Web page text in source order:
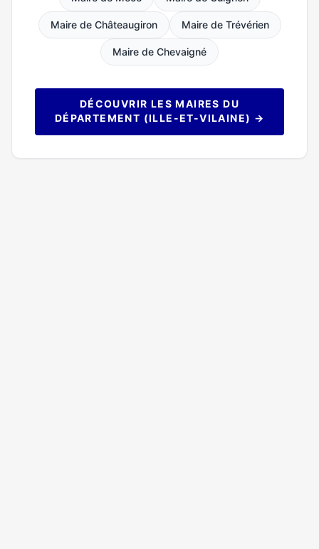
Maire de Châteaugiron Maire de Trévérien
Maire de Chevaigné
DÉCOUVRIR LES MAIRES DU
DÉPARTEMENT (ILLE-ET-VILAINE) →